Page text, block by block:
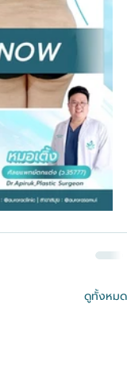
ดูทั้งหมด